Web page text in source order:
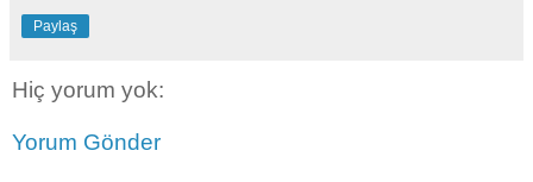
Paylaş
Hiç yorum yok:
Yorum Gönder